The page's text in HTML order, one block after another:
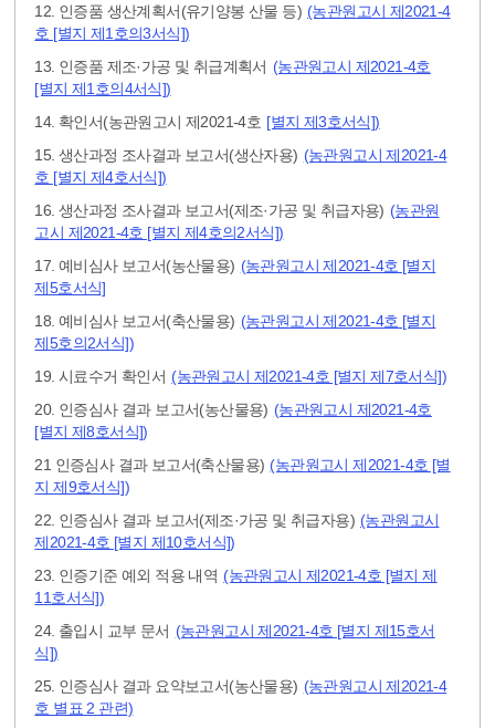
12. 인증품 생산계획서(유기양봉 산물 등) (농관원고시 제2021-4
호 [별지 제1호의3서식])
13. 인증품 제조·가공 및 취급계획서 (농관원고시 제2021-4호
[별지 제1호의4서식])
14. 확인서(농관원고시 제2021-4호 [별지 제3호서식])
15. 생산과정 조사결과 보고서(생산자용) (농관원고시 제2021-4
호 [별지 제4호서식])
16. 생산과정 조사결과 보고서(제조·가공 및 취급자용) (농관원
고시 제2021-4호 [별지 제4호의2서식])
17. 예비심사 보고서(농산물용) (농관원고시 제2021-4호 [별지
제5호서식]
18. 예비심사 보고서(축산물용) (농관원고시 제2021-4호 [별지
제5호의2서식])
19. 시료수거 확인서 (농관원고시 제2021-4호 [별지 제7호서식])
20. 인증심사 결과 보고서(농산물용) (농관원고시 제2021-4호
[별지 제8호서식])
21 인증심사 결과 보고서(축산물용) (농관원고시 제2021-4호 [별
지 제9호서식])
22. 인증심사 결과 보고서(제조·가공 및 취급자용) (농관원고시
제2021-4호 [별지 제10호서식])
23. 인증기준 예외 적용 내역 (농관원고시 제2021-4호 [별지 제
11호서식])
24. 출입시 교부 문서 (농관원고시 제2021-4호 [별지 제15호서
식])
25. 인증심사 결과 요약보고서(농산물용) (농관원고시 제2021-4
호 별표 2 관련)